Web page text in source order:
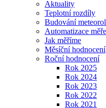
Aktuality
Teplotní rozdíly
Budování
Automatizace
Jak měříme
Měsíční hodnocení
Roční hodnocení
Rok 2025
Rok 2024
Rok 2023
Rok 2022
Rok 2021